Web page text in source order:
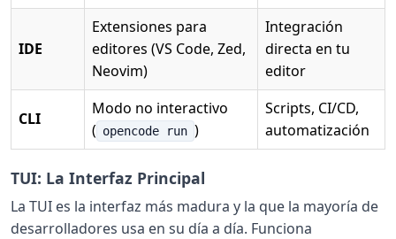
IDE
Extensiones para
editores (VS Code, Zed,
Neovim)
Integración
directa en tu
editor
CLI
Modo no interactivo
( opencode run )
Scripts, CI/CD,
automatización
TUI: La Interfaz Principal
La TUI es la interfaz más madura y la que la mayoría de
desarrolladores usa en su día a día. Funciona